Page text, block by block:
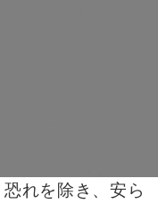
れを除き、安ら